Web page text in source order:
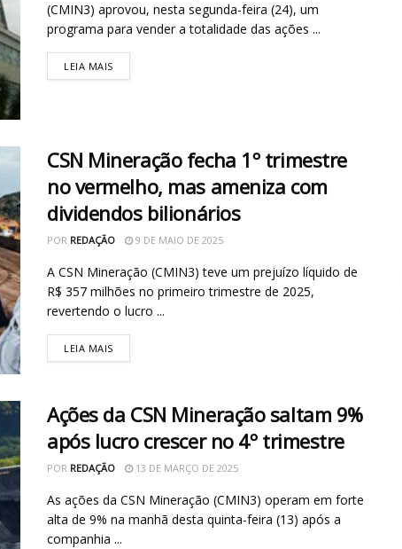
(CMIN3) aprovou, nesta segunda-feira (24), um
programa para vender a totalidade das ações ...
LEIA MAIS
CSN Mineração fecha 1º trimestre
no vermelho, mas ameniza com
dividendos bilionários
POR REDAÇÃO 9 DE MAIO DE 2025
A CSN Mineração (CMIN3) teve um prejuízo líquido de
R$ 357 milhões no primeiro trimestre de 2025,
revertendo o lucro ...
LEIA MAIS
Ações da CSN Mineração saltam 9%
após lucro crescer no 4º trimestre
POR REDAÇÃO 13 DE MARÇO DE 2025
As ações da CSN Mineração (CMIN3) operam em forte
alta de 9% na manhã desta quinta-feira (13) após a
companhia ...